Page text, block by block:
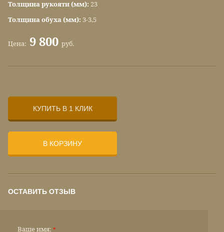
Толщина рукояти (мм): 23
Толщина обуха (мм): 3-3,5
Цена: 9 800 руб.
КУПИТЬ В 1 КЛИК
В КОРЗИНУ
ОСТАВИТЬ ОТЗЫВ
Ваше имя: *